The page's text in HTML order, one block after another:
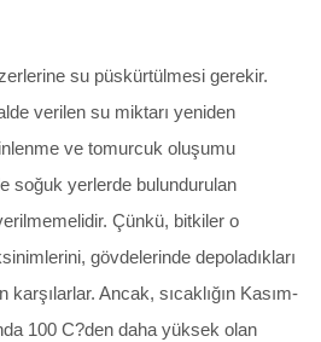
su püskürtülmesi gerekir.
verilen su miktarı yeniden
ve tomurcuk oluşumu
soğuk yerlerde bulundurulan
Çünkü, bitkiler o
gövdelerinde depoladıkları
karşılarlar. Ancak, sıcaklığın Kasım-
100 C?den daha yüksek olan